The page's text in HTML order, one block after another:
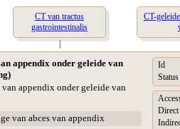
CT van tractus
gastrointestinalis
CT-
|
appendix onder geleide van
van appendix onder geleide van
van abces van appendix
Id
Status
Direct